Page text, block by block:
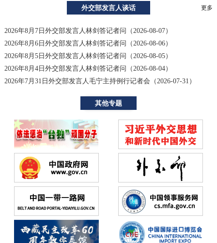
外交部发言人谈话 更多
2026年8月7日外交部发言人林剑答记者问（2026-08-07）
2026年8月6日外交部发言人林剑答记者问（2026-08-06）
2026年8月5日外交部发言人林剑答记者问（2026-08-05）
2026年8月4日外交部发言人林剑答记者问（2026-08-04）
2026年7月31日外交部发言人毛宁主持例行记者会（2026-07-31）
其他专题